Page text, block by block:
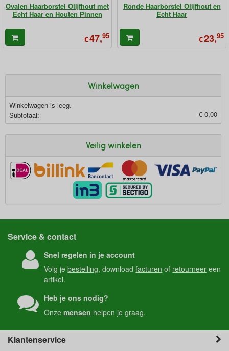
Ovalen Haarborstel Olijfhout met
Echt Haar en Houten Pinnen
€47,95
Ronde Haarborstel Olijfhout en
Echt Haar
€23,95
Winkelwagen
Winkelwagen is leeg.
Subtotaal:
€ 0,00
Veilig winkelen
Service & contact
Snel regelen in je account
Volg jebestelling, downloadfacturen of retourneer een
artikel.
Heb je ons nodig?
Onzemensen helpen je graag.
Klantenservice